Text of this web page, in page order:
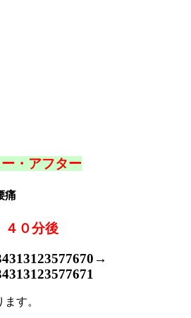
・アフター
痛
４０分後
→
す。